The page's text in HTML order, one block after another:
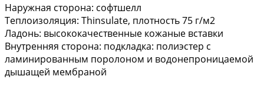
Наружная сторона: софтшелл
Теплоизоляция: Thinsulate, плотность 75 г/м2
Ладонь: высококачественные кожаные вставки
Внутренняя сторона: подкладка: полиэстер с
ламинированным поролоном и водонепроницаемой
дышащей мембраной